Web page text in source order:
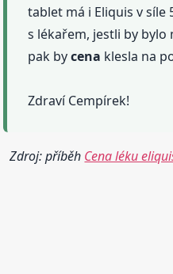
tablet má i Eliquis v
s lékařem, jestli by
pak bycena klesla na
Zdraví Cempírek!
Zdroj: příběh Cena léku